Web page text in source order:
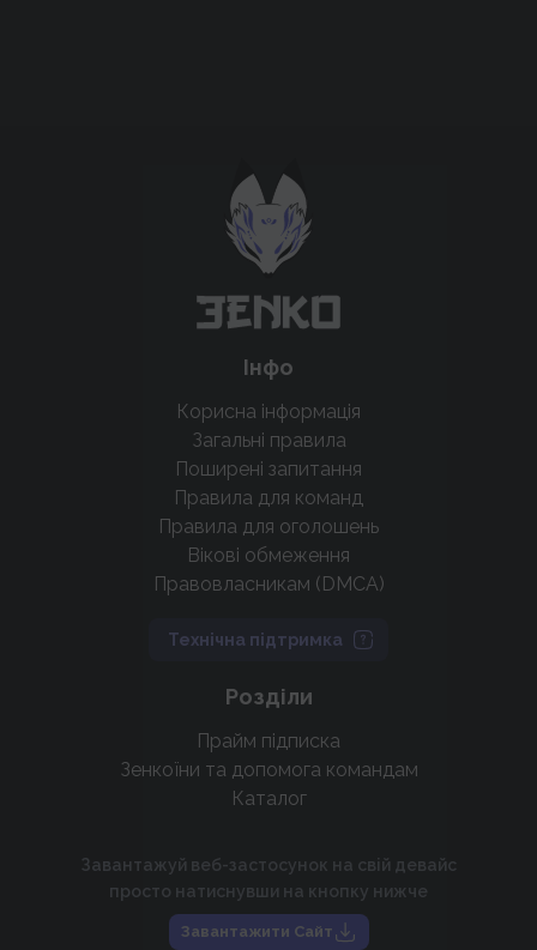
крутих нововведень
Підтримати проєкт
Інфо
Корисна інформація
Загальні правила
Поширені запитання
Правила для команд
Правила для оголошень
Вікові обмеження
Правовласникам (DMCA)
Технічна підтримка
Розділи
Прайм підписка
Зенкоїни та допомога командам
Каталог
Завантажуй веб-застосунок на свій девайс
просто натиснувши на кнопку нижче
Завантажити Сайт